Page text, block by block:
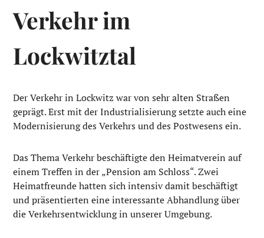
Verkehr im
Lockwitztal
Der Verkehr in Lockwitz war von sehr alten Straßen
geprägt. Erst mit der Industrialisierung setzte auch eine
Modernisierung des Verkehrs und des Postwesens ein.
Das Thema Verkehr beschäftigte den Heimatverein auf
einem Treffen in der „Pension am Schloss“. Zwei
Heimatfreunde hatten sich intensiv damit beschäftigt
und präsentierten eine interessante Abhandlung über
die Verkehrsentwicklung in unserer Umgebung.